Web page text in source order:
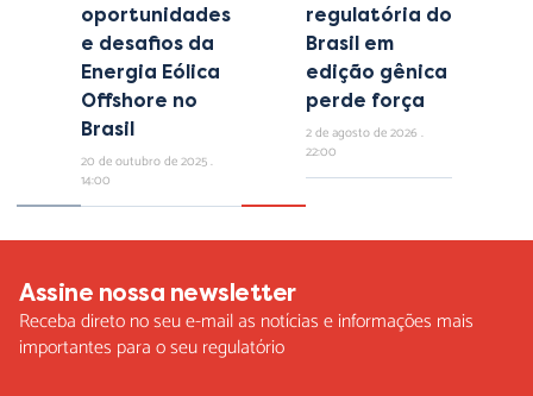
oportunidades
e desafios da
Energia Eólica
Offshore no
Brasil
20 de outubro de 2025
14:00
regulatória do
Brasil em
edição gênica
perde força
2 de agosto de 2026
22:00
Assine nossa newsletter
Receba direto no seu e-mail as notícias e informações mais
importantes para o seu regulatório